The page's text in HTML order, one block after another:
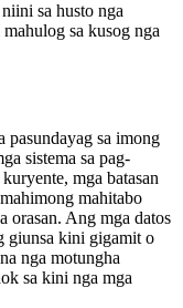
sa husto nga
sa kusog nga
pasundayag sa imong
sistema sa pag-
mga batasan
mahitabo
orasan. Ang mga datos
giunsa kini gigamit o
nga motungha
sa kini nga mga